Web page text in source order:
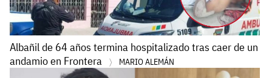
Albañil de 64 años termina hospitalizado tras caer de un
andamio en Frontera
MARIO ALEMÁN